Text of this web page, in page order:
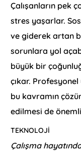
Çalışanların pek
stres yaşarlar.
ve giderek artan
sorunlara yol
büyük bir
çıkar.
bu kavramın
edilmesi de
TEKNOLOJI
Çalışma